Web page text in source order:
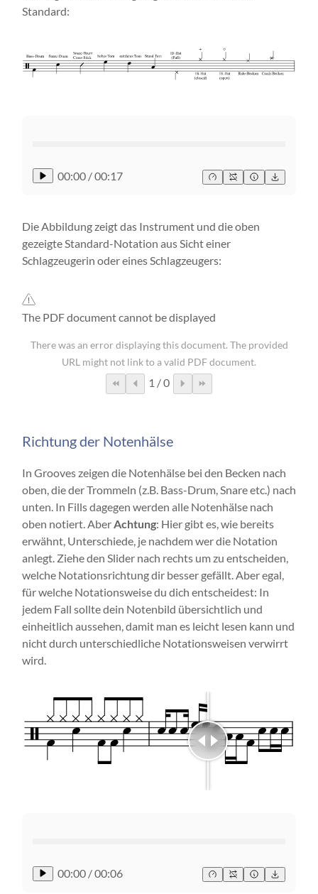
Standard:
00:00 /00:17
Die Abbildung zeigt das Instrument und die oben
gezeigte Standard-Notation aus Sicht einer
Schlagzeugerin oder eines Schlagzeugers:
The PDF document cannot be displayed
There was an error displaying this document. The provided
URL might not link to a valid PDF document.
1 /0
Richtung der Notenhälse
In Grooves zeigen die Notenhälse bei den Becken nach
oben, die der Trommeln (z.B. Bass-Drum, Snare etc.) nach
unten. In Fills dagegen werden alle Notenhälse nach
oben notiert. AberAchtung: Hier gibt es, wie bereits
erwähnt, Unterschiede, je nachdem wer die Notation
anlegt. Ziehe den Slider nach rechts um zu entscheiden,
welche Notationsrichtung dir besser gefällt. Aber egal,
für welche Notationsweise du dich entscheidest: In
jedem Fall sollte dein Notenbild übersichtlich und
einheitlich aussehen, damit man es leicht lesen kann und
nicht durch unterschiedliche Notationsweisen verwirrt
wird.
00:00 /00:06